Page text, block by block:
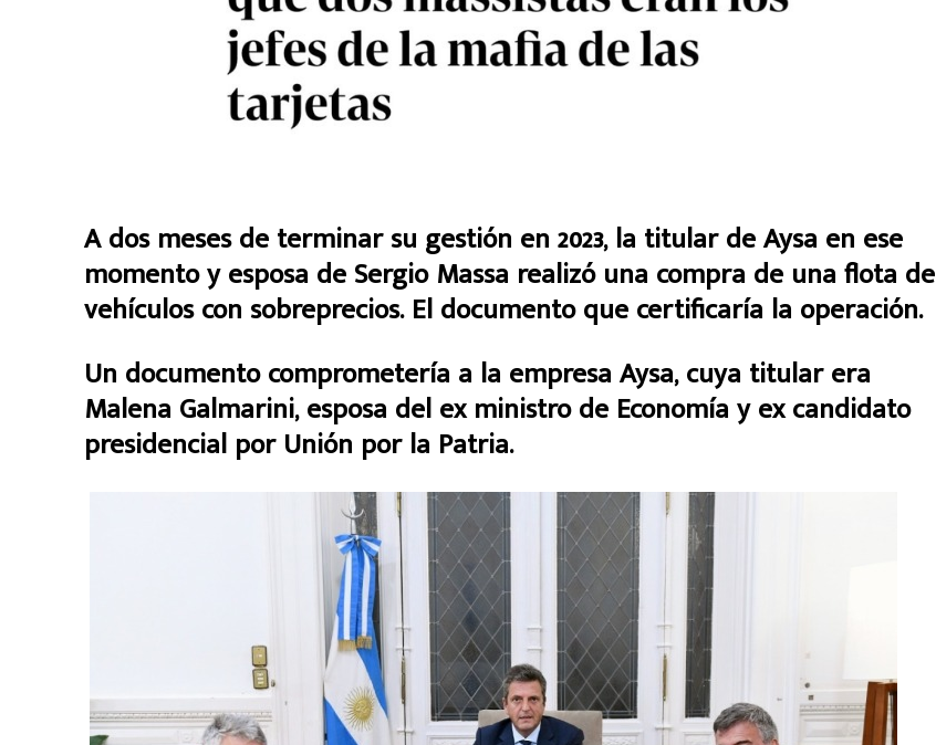
A dos meses de terminar su gestión en 2023, la titular de Aysa en ese
momento y esposa de Sergio Massa realizó una compra de una flota de
vehículos con sobreprecios. El documento que certificaría la operación.
Un documento comprometería a la empresa Aysa, cuya titular era
Malena Galmarini, esposa del ex ministro de Economía y ex candidato
presidencial por Unión por la Patria.